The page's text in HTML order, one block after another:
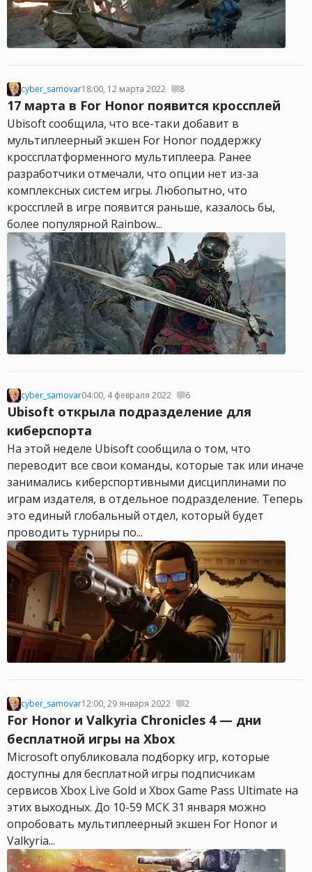
cyber_samovar18:00, 12 марта 2022 8
17 марта в For Honor появится кроссплей
Ubisoft сообщила, что все-таки добавит в
мультиплеерный экшен For Honor поддержку
кроссплатформенного мультиплеера. Ранее
разработчики отмечали, что опции нет из-за
комплексных систем игры. Любопытно, что
кроссплей в игре появится раньше, казалось бы,
более популярной Rainbow...
cyber_samovar04:00, 4 февраля 2022 6
Ubisoft открыла подразделение для
киберспорта
На этой неделе Ubisoft сообщила о том, что
переводит все свои команды, которые так или иначе
занимались киберспортивными дисциплинами по
играм издателя, в отдельное подразделение. Теперь
это единый глобальный отдел, который будет
проводить турниры по...
cyber_samovar12:00, 29 января 2022 2
For Honor и Valkyria Chronicles 4 — дни
бесплатной игры на Xbox
Microsoft опубликовала подборку игр, которые
доступны для бесплатной игры подписчикам
сервисов Xbox Live Gold и Xbox Game Pass Ultimate на
этих выходных. До 10-59 МСК 31 января можно
опробовать мультиплеерный экшен For Honor и
Valkyria...